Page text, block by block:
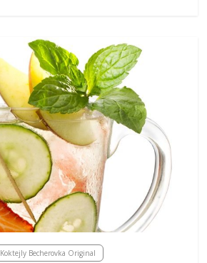
Koktejly Becherovka Original